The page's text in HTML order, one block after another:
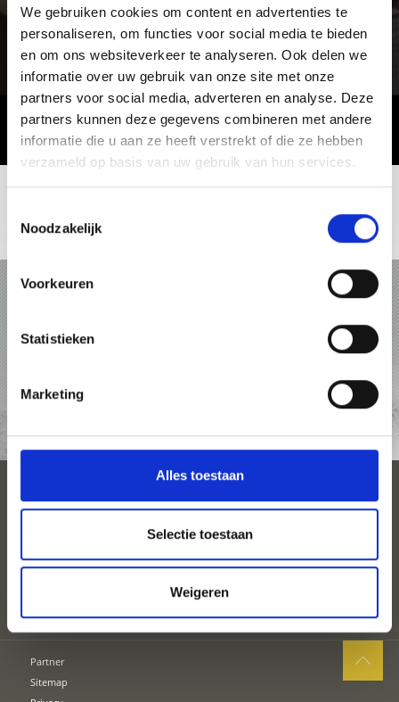
We gebruiken cookies om content en advertenties te
personaliseren, om functies voor social media te bieden
en om ons websiteverkeer te analyseren. Ook delen we
informatie over uw gebruik van onze site met onze
partners voor social media, adverteren en analyse. Deze
partners kunnen deze gegevens combineren met andere
informatie die u aan ze heeft verstrekt of die ze hebben
verzameld op basis van uw gebruik van hun services.
Noodzakelijk
Voorkeuren
Statistieken
Marketing
Alles toestaan
Selectie toestaan
Weigeren
VAKANTIE IN VINSCHGAU
SEIZOENEN
PLAN UW VAKANTIE
Partner
Sitemap